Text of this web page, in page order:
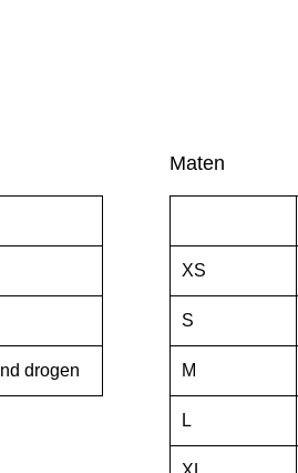
drogen
Maten
XS
S
M
L